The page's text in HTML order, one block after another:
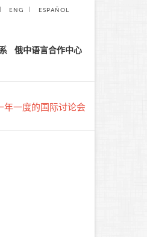
ENG ESPAÑOL
俄中语言合作中心
年一度的国际讨论会